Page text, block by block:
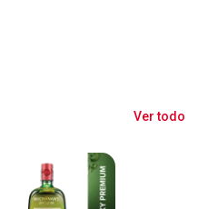
Ver todo